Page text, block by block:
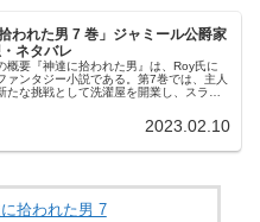
われた男 7 巻」ジャミール公爵家
ネタバレ
概要『神達に拾われた男』は、Roy氏に
ァンタジー小説である。第7巻では、主人
たな挑戦として洗濯屋を開業し、スライ
流や新種のス...
2023.02.10
拾われた男 7